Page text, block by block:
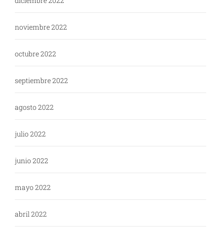
noviembre 2022
octubre 2022
septiembre 2022
agosto 2022
julio 2022
junio 2022
mayo 2022
abril 2022